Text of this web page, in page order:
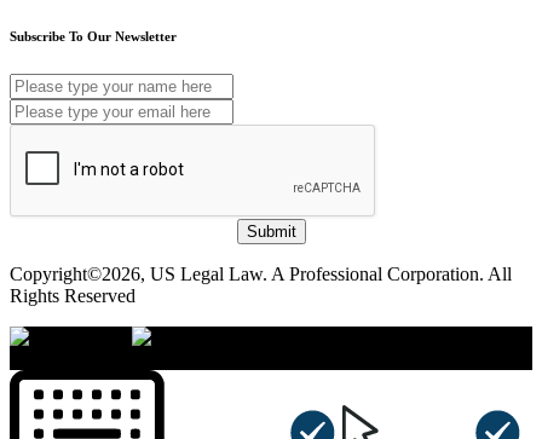
Subscribe To Our Newsletter
Submit
Copyright©2026, US Legal Law. A Professional Corporation. All
Rights Reserved